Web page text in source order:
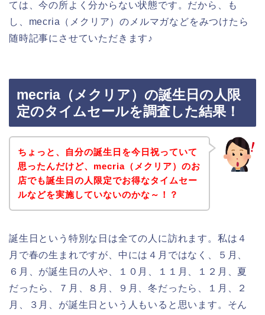
ては、今の所よく分からない状態です。だから、も
し、mecria（メクリア）のメルマガなどをみつけたら
随時記事にさせていただきます♪
mecria（メクリア）の誕生日の人限
定のタイムセールを調査した結果！
ちょっと、自分の誕生日を今日祝っていて
思ったんだけど、mecria（メクリア）のお
店でも誕生日の人限定でお得なタイムセー
ルなどを実施していないのかな～！？
誕生日という特別な日は全ての人に訪れます。私は４
月で春の生まれですが、中には４月ではなく、５月、
６月、が誕生日の人や、１０月、１１月、１２月、夏
だったら、７月、８月、９月、冬だったら、１月、２
月、３月、が誕生日という人もいると思います。そん